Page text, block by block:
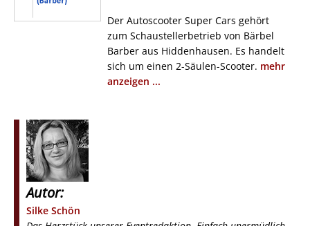
Der Autoscooter Super Cars gehört
zum Schaustellerbetrieb von Bärbel
Barber aus Hiddenhausen. Es handelt
sich um einen 2-Säulen-Scooter. mehr
anzeigen ...
Autor:
Silke Schön